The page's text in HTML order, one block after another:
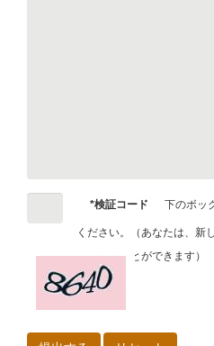
*検証コード 下のボッ
ください。
（あなたは、新
ックすることができます）